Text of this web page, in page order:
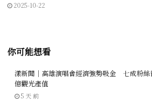
2025-10-22
你可能想看
漾新聞｜高雄演唱會經濟強勢吸金 七成粉
億觀光產值
5 天 前